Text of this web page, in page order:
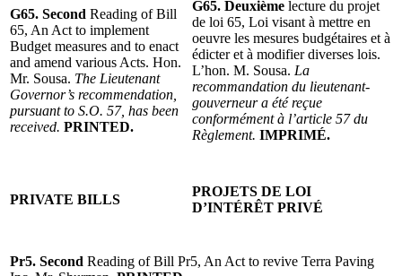
G65. Second Reading of Bill
65, An Act to implement
Budget measures and to enact
and amend various Acts. Hon.
Mr. Sousa. The Lieutenant
Governor’s recommendation,
pursuant to S.O. 57, has been
received. PRINTED.
G65. Deuxième lecture du projet
de loi 65, Loi visant à mettre en
oeuvre les mesures budgétaires et à
édicter et à modifier diverses lois.
L’hon. M. Sousa. La
recommandation du lieutenant-
gouverneur a été reçue
conformément à l’article 57 du
Règlement. IMPRIMÉ.
PRIVATE BILLS
PROJETS DE LOI
D’INTÉRÊT PRIVÉ
Pr5. Second Reading of Bill Pr5, An Act to revive Terra Paving